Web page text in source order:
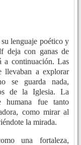
lenguaje poético y
deja con ganas de
a continuación. Las
llevaban a explorar
se guarda nada,
de la Iglesia. La
humana fue tanto
como mirar al
la mirada.
una fortaleza,